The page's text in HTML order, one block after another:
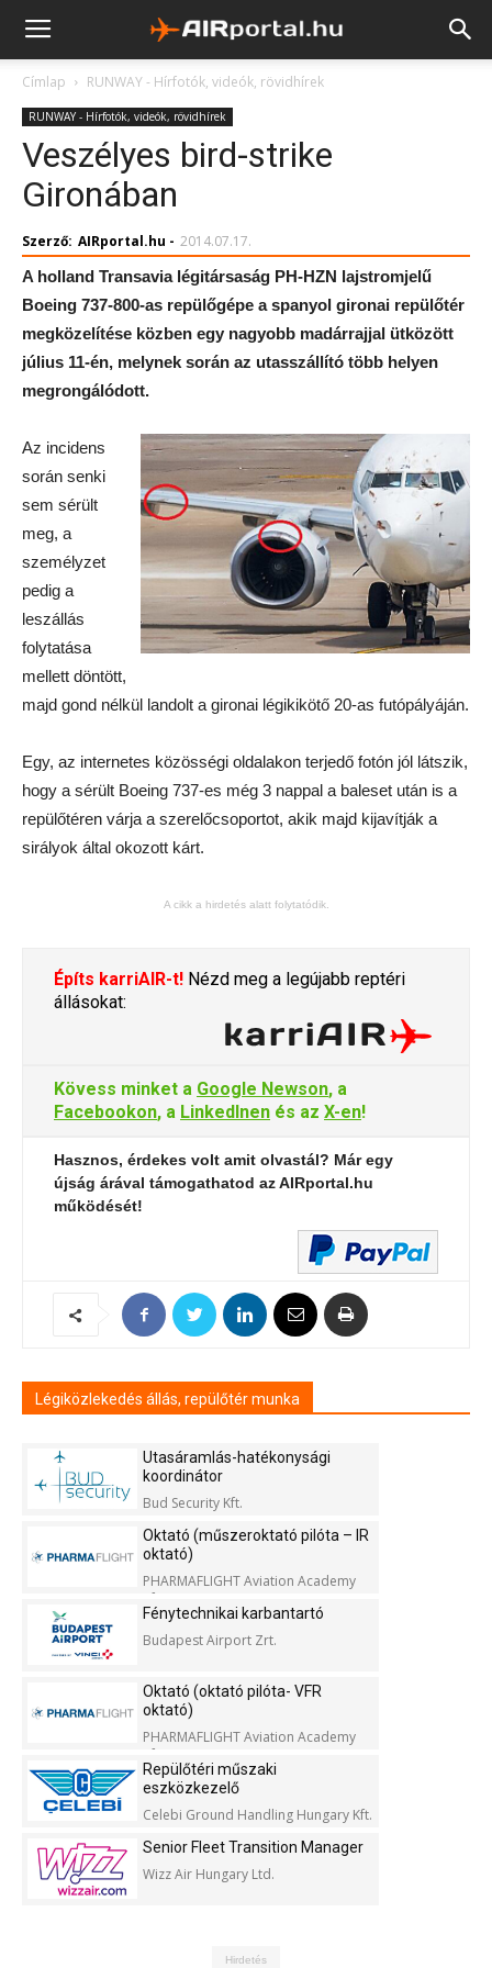
Címlap RUNWAY - Hírfotók, videók, rövidhírek
RUNWAY - Hírfotók, videók, rövidhírek
Veszélyes bird-strike
Gironában
Szerző: AIRportal.hu - 2014.07.17.
A holland Transavia légitársaság PH-HZN lajstromjelű
Boeing 737-800-as repülőgépe a spanyol gironai repülőtér
megközelítése közben egy nagyobb madárrajjal ütközött
július 11-én, melynek során az utasszállító több helyen
megrongálódott.
Az incidens
során senki
sem sérült
meg, a
személyzet
pedig a
leszállás
folytatása
mellett döntött,
majd gond nélkül landolt a gironai légikikötő 20-as futópályáján.
Egy, az internetes közösségi oldalakon terjedő fotón jól látszik,
hogy a sérült Boeing 737-es még 3 nappal a baleset után is a
repülőtéren várja a szerelőcsoportot, akik majd kijavítják a
sirályok által okozott kárt.
A cikk a hirdetés alatt folytatódik.
Építs karriAIR-t! Nézd meg a legújabb reptéri
állásokat:
Kövess minket a Google Newson, a
Facebookon, a LinkedInen és az X-en!
Hasznos, érdekes volt amit olvastál? Már egy
újság árával támogathatod az AIRportal.hu
működését!
Légiközlekedés állás, repülőtér munka
Utasáramlás-hatékonysági
koordinátor
Bud Security Kft.
Oktató (műszeroktató pilóta – IR
oktató)
PHARMAFLIGHT Aviation Academy
Kft.
Fénytechnikai karbantartó
Budapest Airport Zrt.
Oktató (oktató pilóta- VFR
oktató)
PHARMAFLIGHT Aviation Academy
Kft.
Repülőtéri műszaki
eszközkezelő
Celebi Ground Handling Hungary Kft.
Senior Fleet Transition Manager
Wizz Air Hungary Ltd.
Hirdetés